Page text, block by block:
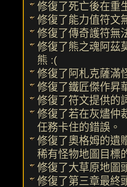
修復了死亡後在重
修復了能力值符文
修復了傳奇護符無
修復了熊之魂阿茲
熊 :(
修復了阿札克薩滿
修復了鐵匠傑作昇
修復了符文提供的
修復了若在灰燼仲
任務卡住的錯誤。
修復了奧格姆的遺
稀有怪物地圖目標
修復了大草原地圖
修復了第三章最終